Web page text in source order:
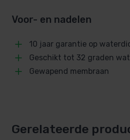
Breedte: 1.65 meter
Voor- en nadelen
10 jaar garantie op
Geschikt tot 32 graden
Gewapend membraan
Gerelateerde